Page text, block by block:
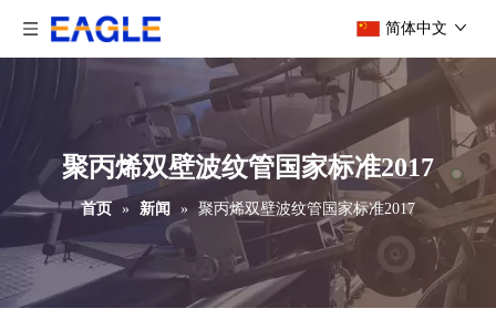
简体中文
聚丙烯双壁波纹管国家标准2017
首页 » 新闻 » 聚丙烯双壁波纹管国家标准2017